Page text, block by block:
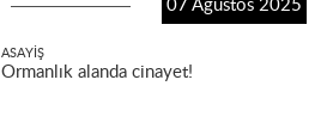
07 Ağustos 2025
ASAYIŞ
Ormanlık alanda cinayet!